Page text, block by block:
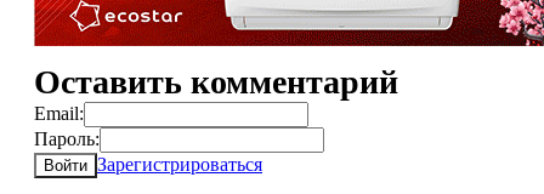
Оставить комментарий
Email:
Пароль:
Войти Зарегистрироваться